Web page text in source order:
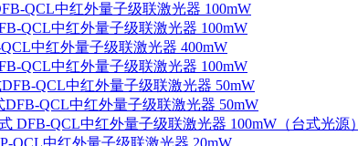
QCL中红外量子级联激光器 100mW
QCL中红外量子级联激光器 100mW
中红外量子级联激光器 400mW
QCL中红外量子级联激光器 100mW
QCL中红外量子级联激光器 50mW
DFB-QCL中红外量子级联激光器 50mW
DFB-QCL中红外量子级联激光器 100mW（台式光源）
QCL中红外量子级联激光器 20mW